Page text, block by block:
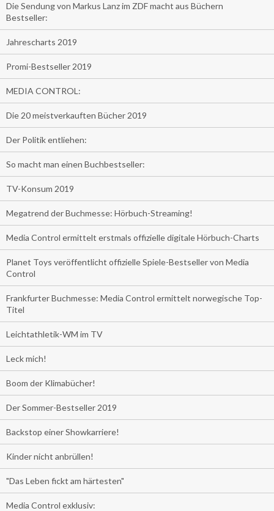
Die Sendung von Markus Lanz im ZDF macht aus Büchern
Bestseller:
Jahrescharts 2019
Promi-Bestseller 2019
MEDIA CONTROL:
Die 20 meistverkauften Bücher 2019
Der Politik entliehen:
So macht man einen Buchbestseller:
TV-Konsum 2019
Megatrend der Buchmesse: Hörbuch-Streaming!
Media Control ermittelt erstmals offizielle digitale Hörbuch-Charts
Planet Toys veröffentlicht offizielle Spiele-Bestseller von Media
Control
Frankfurter Buchmesse: Media Control ermittelt norwegische Top-
Titel
Leichtathletik-WM im TV
Leck mich!
Boom der Klimabücher!
Der Sommer-Bestseller 2019
Backstop einer Showkarriere!
Kinder nicht anbrüllen!
"Das Leben fickt am härtesten"
Media Control exklusiv: